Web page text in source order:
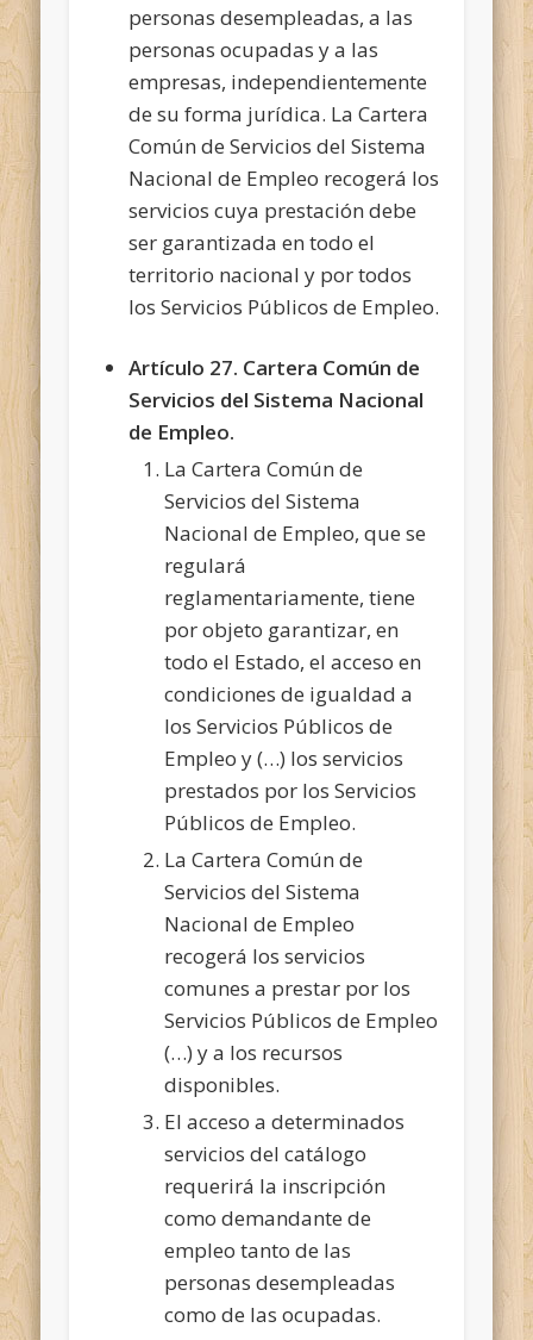
personas desempleadas, a las
personas ocupadas y a las
empresas, independientemente
de su forma jurídica. La Cartera
Común de Servicios del Sistema
Nacional de Empleo recogerá los
servicios cuya prestación debe
ser garantizada en todo el
territorio nacional y por todos
los Servicios Públicos de Empleo.
Artículo 27. Cartera Común de
Servicios del Sistema Nacional
de Empleo.
La Cartera Común de
Servicios del Sistema
Nacional de Empleo, que se
regulará
reglamentariamente, tiene
por objeto garantizar, en
todo el Estado, el acceso en
condiciones de igualdad a
los Servicios Públicos de
Empleo y (…) los servicios
prestados por los Servicios
Públicos de Empleo.
La Cartera Común de
Servicios del Sistema
Nacional de Empleo
recogerá los servicios
comunes a prestar por los
Servicios Públicos de Empleo
(…) y a los recursos
disponibles.
El acceso a determinados
servicios del catálogo
requerirá la inscripción
como demandante de
empleo tanto de las
personas desempleadas
como de las ocupadas.